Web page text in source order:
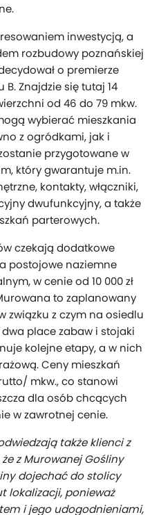
inwestycją, a
rozbudowy poznańskiej
o premierze
Znajdzie się tutaj 14
od 46 do 79 mkw.
wybierać mieszkania
z ogródkami, jak i
przygotowane w
który gwarantuje m.in.
kontakty, włączniki,
dwufunkcyjny, a także
parterowych.
czekają dodatkowe
postojowe naziemne
w cenie od 10 000 zł
to zaplanowany
związku z czym na osiedlu
place zabaw i stojaki
kolejne etapy, a w nich
Ceny mieszkań
mkw., co stanowi
dla osób chcących
w zawrotnej cenie.
także klienci z
z Murowanej Gośliny
dojechać do stolicy
lokalizacji, ponieważ
i jego udogodnieniami,